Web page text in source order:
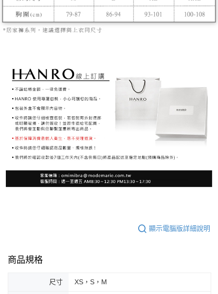
顯示電腦版詳細說明
商品規格
尺寸 XS，S，M